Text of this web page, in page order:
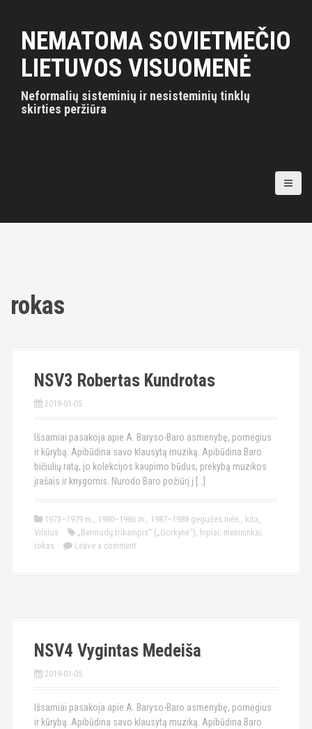
NEMATOMA SOVIETMEČIO
LIETUVOS VISUOMENĖ
Neformalių sisteminių ir nesisteminių tinklų
skirties peržiūra
rokas
NSV3 Robertas Kundrotas
2019-01-05
Išsamiai pasakoja apie A. Baryso-Baro asmenybę, pomėgius
ir kūrybą. Apibūdina savo klausytą muziką. Apibūdina Baro
bičiulių ratą, jo kolekcijos kaupimo būdus, prekybą muzikos
įrašais ir knygomis. Nurodo Baro požiūrį į […]
1973–1979 m., 1980–1986 m., 1987–1988 gegužės mėn., kita,
Vilnius
„Bermudų trikampis“ („Gorkynė“), hipiai, menininkai,
rokas
Leave a comment
NSV4 Vygintas Medeiša
2019-01-05
Išsamiai pasakoja apie A. Baryso-Baro asmenybę, pomėgius
ir kūrybą. Apibūdina savo klausytą muziką. Apibūdina Baro